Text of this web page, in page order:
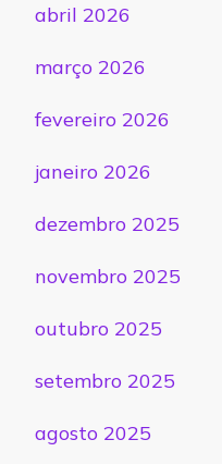
abril 2026
março 2026
fevereiro 2026
janeiro 2026
dezembro 2025
novembro 2025
outubro 2025
setembro 2025
agosto 2025